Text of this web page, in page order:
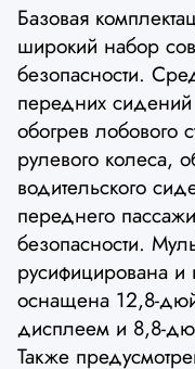
Базовая
широкий набор
безопасности.
передних
обогрев лобового
рулевого колеса,
водительского
переднего
безопасности.
русифицирована
оснащена 12,8-
дисплеем и 8,8-
Также